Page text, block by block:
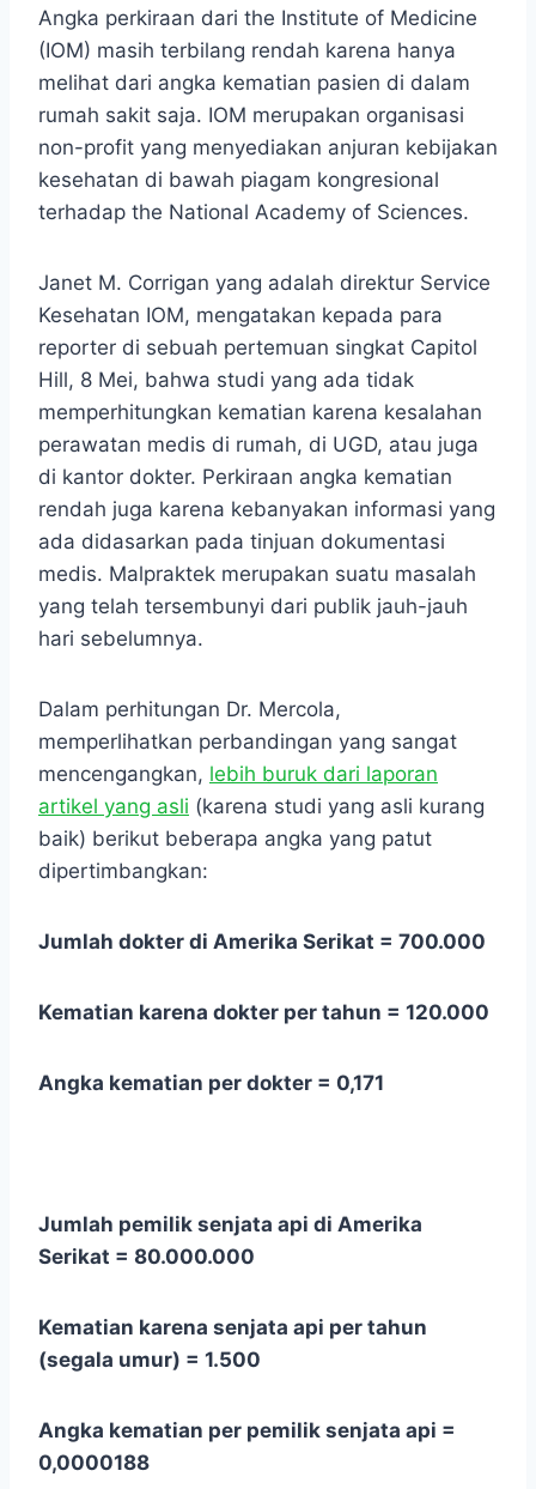
Angka perkiraan dari the Institute of Medicine
(IOM) masih terbilang rendah karena hanya
melihat dari angka kematian pasien di dalam
rumah sakit saja. IOM merupakan organisasi
non-profit yang menyediakan anjuran kebijakan
kesehatan di bawah piagam kongresional
terhadap the National Academy of Sciences.
Janet M. Corrigan yang adalah direktur Service
Kesehatan IOM, mengatakan kepada para
reporter di sebuah pertemuan singkat Capitol
Hill, 8 Mei, bahwa studi yang ada tidak
memperhitungkan kematian karena kesalahan
perawatan medis di rumah, di UGD, atau juga
di kantor dokter. Perkiraan angka kematian
rendah juga karena kebanyakan informasi yang
ada didasarkan pada tinjuan dokumentasi
medis. Malpraktek merupakan suatu masalah
yang telah tersembunyi dari publik jauh-jauh
hari sebelumnya.
Dalam perhitungan Dr. Mercola,
memperlihatkan perbandingan yang sangat
mencengangkan, lebih buruk dari laporan
artikel yang asli (karena studi yang asli kurang
baik) berikut beberapa angka yang patut
dipertimbangkan:
Jumlah dokter di Amerika Serikat = 700.000
Kematian karena dokter per tahun = 120.000
Angka kematian per dokter = 0,171
Jumlah pemilik senjata api di Amerika
Serikat = 80.000.000
Kematian karena senjata api per tahun
(segala umur) = 1.500
Angka kematian per pemilik senjata api =
0,0000188